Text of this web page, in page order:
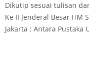
Dikutip sesuai tulisan
Ke II Jenderal Besar HM
Jakarta : Antara Pustaka